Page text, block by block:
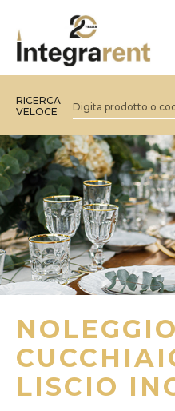
RICERCA
VELOCE
NOLEGGIO
LISCIO